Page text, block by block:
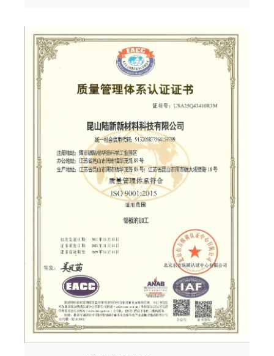
Components and Products）。该标准主要针对电子
电气元件和产品中的有害物质进行管理，以确保这些
产品符合环保、健康和安全等方面的要求。 IECQ
QC080000的主要目的是帮助电子电气元件和产品的
制造商、供应商和用户建立一个有效的质量管理体
系，以便对有害物质进行控制和管理。该标准涵盖了
和售后服务等环节。